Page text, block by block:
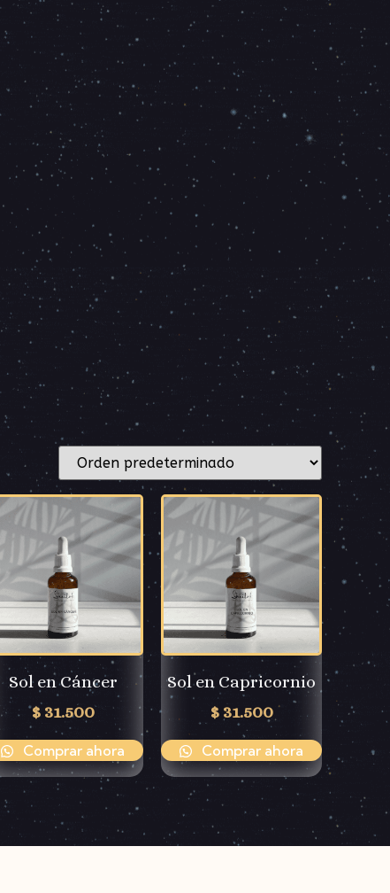
Sol en Cáncer
$ 31.500
Comprar ahora
Sol en Capricornio
$31.500
Comprar ahora